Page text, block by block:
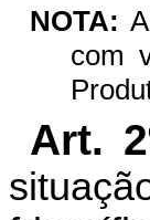
NOTA:
com
Art.